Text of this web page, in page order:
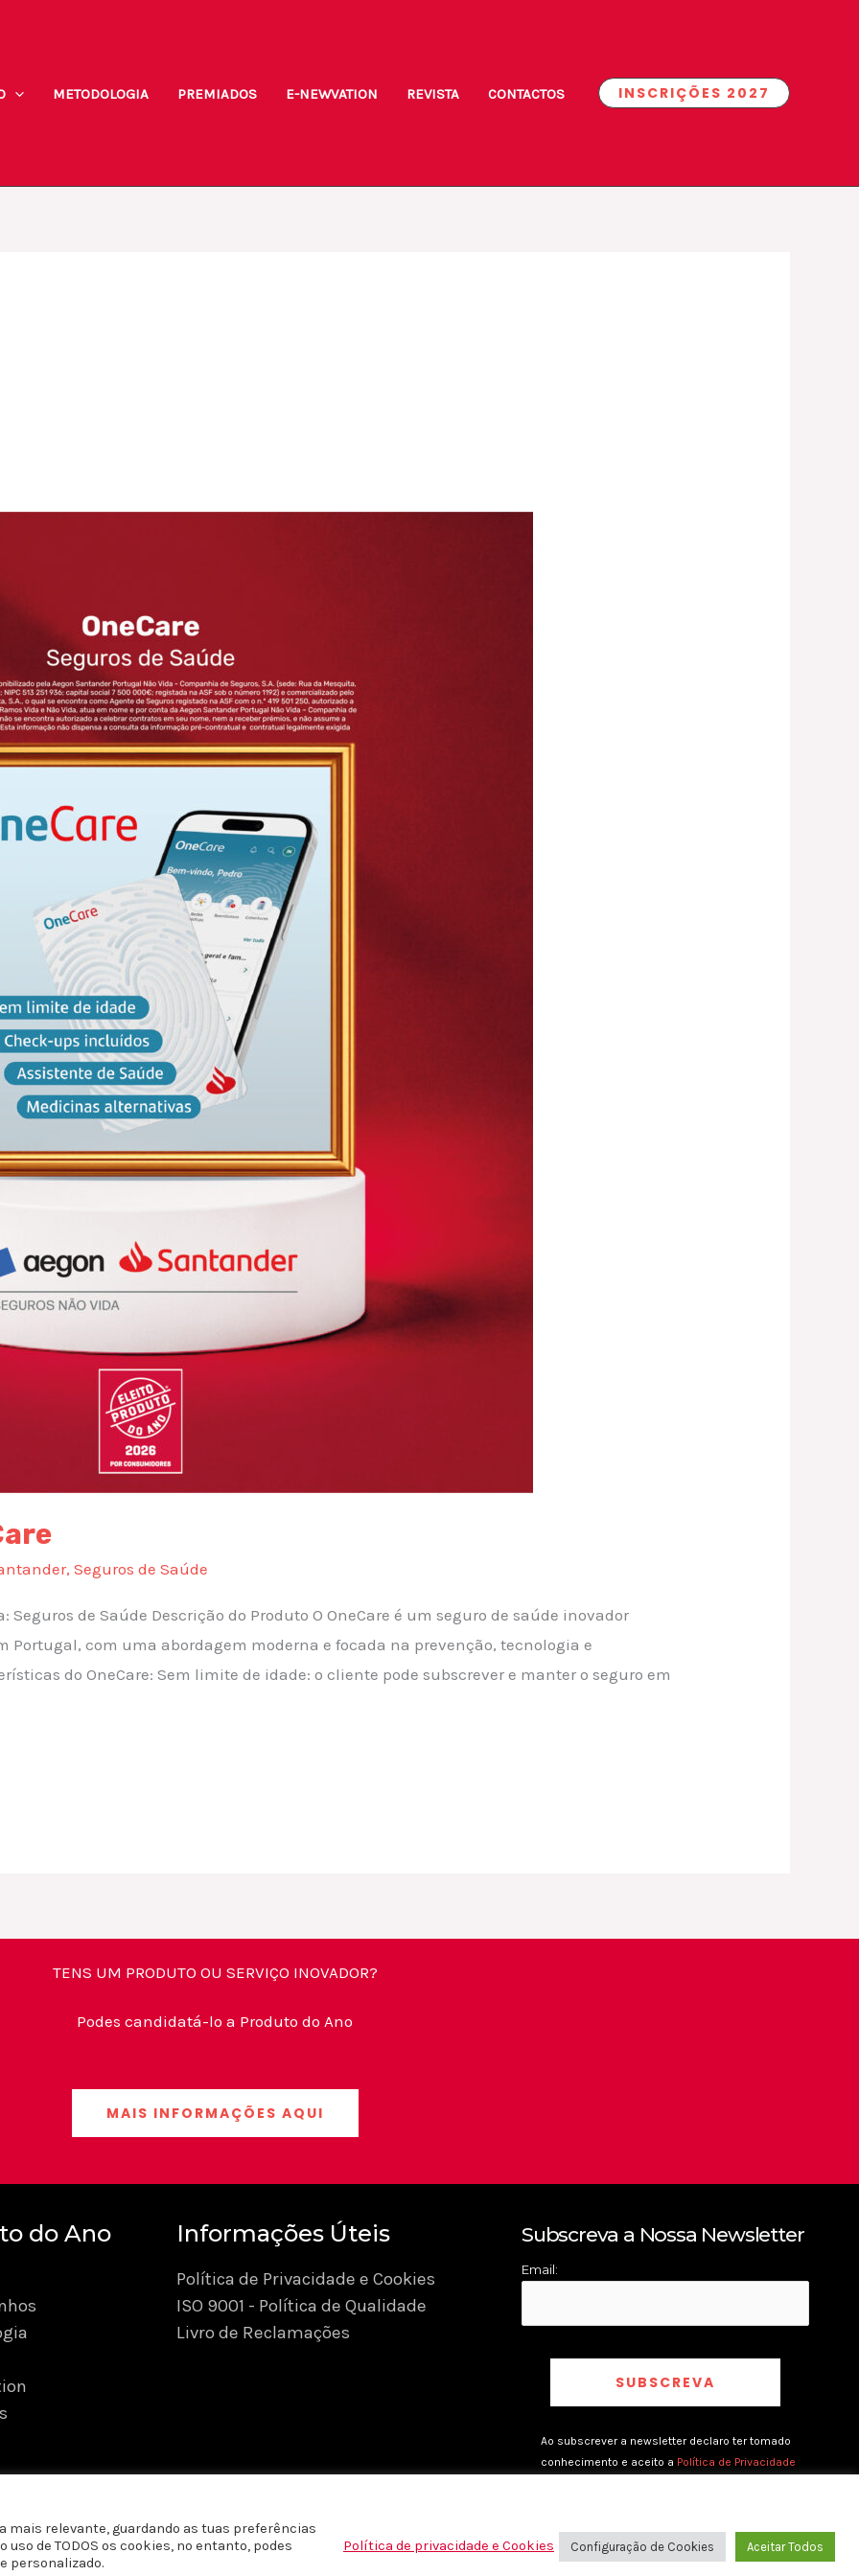
METODOLOGIA PREMIADOS E-NEWVATION REVISTA CONTACTOS INSCRIÇÕES 2027
,Seguros de Saúde
Seguros de Saúde Descrição do Produto O OneCare é um seguro de saúde inovador
Portugal, com uma abordagem moderna e focada na prevenção, tecnologia e
do OneCare: Sem limite de idade: o cliente pode subscrever e manter o seguro em
TENS UM PRODUTO OU SERVIÇO INOVADOR?
Podes candidatá-lo a Produto do Ano
MAIS INFORMAÇÕES AQUI
do Ano Informações Úteis
Política de Privacidade e Cookies
ISO 9001 - Política de Qualidade
Livro de Reclamações
Subscreva a Nossa Newsletter
Email:
Ao subscrever a newsletter declaro ter tomado
conhecimento e aceito a Política de Privacidade
© 2026 Produto do Ano Portugal | Políticas de Privacidade e Cookies
relevante, guardando as tuas preferências
de TODOS os cookies, no entanto, podes
personalizado.
Política de privacidade e Cookies Configuração de Cookies Aceitar Todos